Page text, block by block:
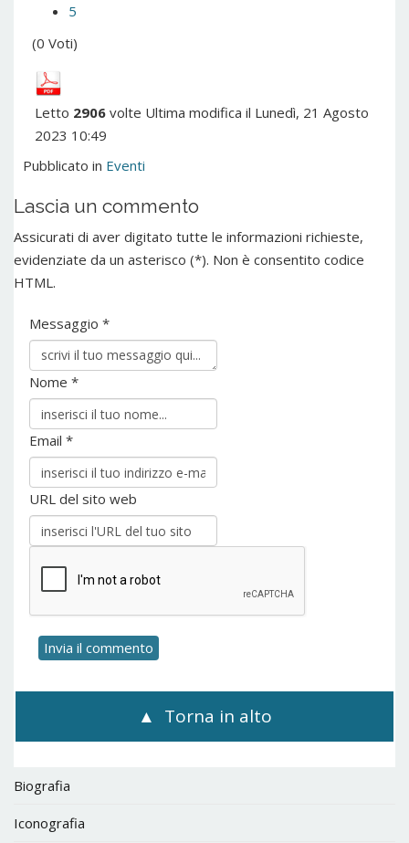
5
(0 Voti)
Letto 2906 volte Ultima modifica il Lunedì, 21 Agosto
2023 10:49
Pubblicato in Eventi
Lascia un commento
Assicurati di aver digitato tutte le informazioni richieste,
evidenziate da un asterisco (*). Non è consentito codice
HTML.
Messaggio *
Nome *
Email *
URL del sito web
Torna in alto
Biografia
Iconografia